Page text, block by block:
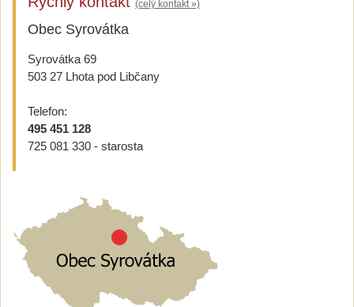
(celý kontakt »)
Obec Syrovátka
Syrovátka 69
503 27 Lhota pod Libčany
Telefon:
495 451 128
725 081 330 - starosta